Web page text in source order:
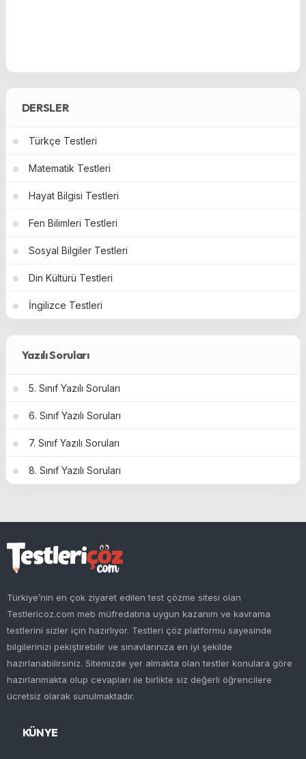
DERSLER
Türkçe Testleri
Matematik Testleri
Hayat Bilgisi Testleri
Fen Bilimleri Testleri
Sosyal Bilgiler Testleri
Din Kültürü Testleri
İngilizce Testleri
Yazılı Soruları
5. Sınıf Yazılı Soruları
6. Sınıf Yazılı Soruları
7. Sınıf Yazılı Soruları
8. Sınıf Yazılı Soruları
Türkiye’nin en çok ziyaret edilen test çözme sitesi olan
Testlericoz.com meb müfredatına uygun kazanım ve kavrama
testlerini sizler için hazırlıyor. Testleri çöz platformu sayesinde
bilgilerinizi pekiştirebilir ve sınavlarınıza en iyi şekilde
hazırlanabilirsiniz. Sitemizde yer almakta olan testler konulara göre
hazırlanmakta olup cevapları ile birlikte siz değerli öğrencilere
ücretsiz olarak sunulmaktadır.
KÜNYE